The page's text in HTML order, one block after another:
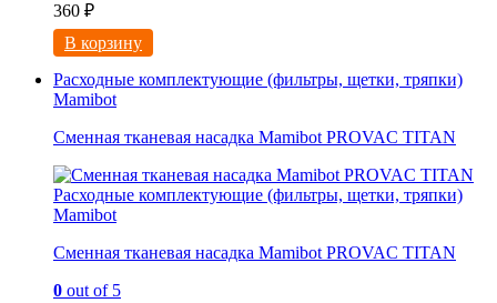
360 ₽
В корзину
Расходные комплектующие (фильтры, щетки, тряпки)
Mamibot
Сменная тканевая насадка Mamibot PROVAC TITAN
Расходные комплектующие (фильтры, щетки, тряпки)
Mamibot
Сменная тканевая насадка Mamibot PROVAC TITAN
0 out of 5